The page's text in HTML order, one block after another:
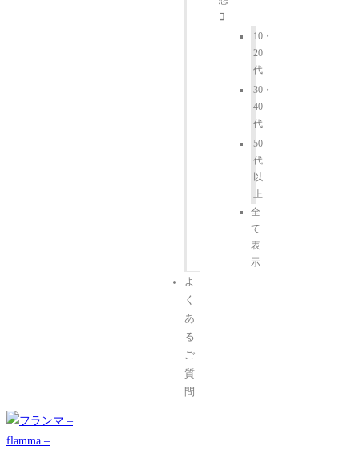
10・
20
代
30・
40
代
50
代
以
上
全
て
表
示
よ
く
あ
る
ご
質
問